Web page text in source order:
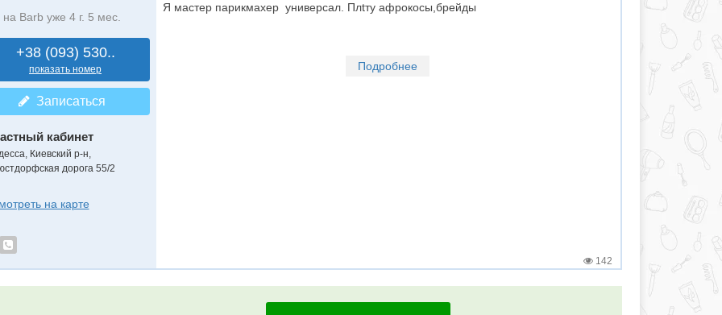
на Barb уже 4 г. 5 мес.
+38 (093) 530..
показать номер
Записаться
кабинет
Киевский р-н,
дорога 55/2
на карте
Я мастер парикмахер универсал. Плtту афрокосы,брейды
Подробнее
142